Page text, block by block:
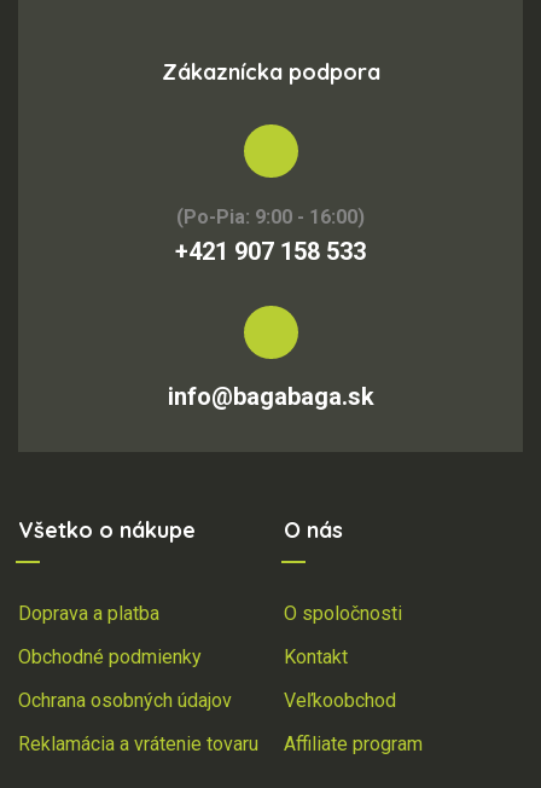
Zákaznícka podpora
(Po-Pia: 9:00 - 16:00)
+421 907 158 533
info@bagabaga.sk
Všetko o nákupe
Doprava a platba
Obchodné podmienky
Ochrana osobných údajov
Reklamácia a vrátenie tovaru
O nás
O spoločnosti
Kontakt
Veľkoobchod
Affiliate program